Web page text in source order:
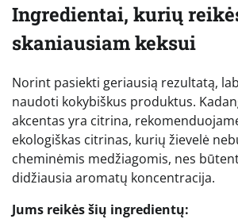
Ingredientai, kurių
skaniausiam keksui
Norint pasiekti geriausią rezultatą,
naudoti kokybiškus produktus.
akcentas yra citrina,
ekologiškas citrinas, kurių žievelė
cheminėmis medžiagomis, nes
didžiausia aromatų koncentracija.
Jums reikės šių ingredientų: